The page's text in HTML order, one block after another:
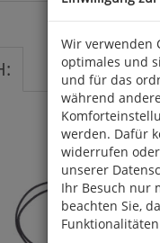
Wir verwenden
optimales und
und für das
während
werden. Dafür
widerrufen
unserer
Ihr Besuch nur
beachten Sie,